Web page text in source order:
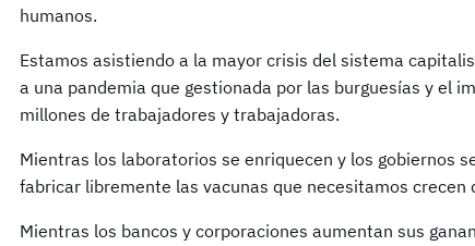
humanos.
Estamos asistiendo a la mayor crisis del sistema
a una pandemia que gestionada por las burguesías y el
millones de trabajadores y trabajadoras.
Mientras los laboratorios se enriquecen y los gobiernos
fabricar libremente las vacunas que necesitamos
Mientras los bancos y corporaciones aumentan sus